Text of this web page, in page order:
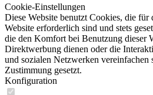
Cookie-Einstellungen
Diese Website benutzt Cookies, die für
Website erforderlich sind und stets
die den Komfort bei Benutzung dieser
Direktwerbung dienen oder die
und sozialen Netzwerken
Zustimmung gesetzt.
Konfiguration